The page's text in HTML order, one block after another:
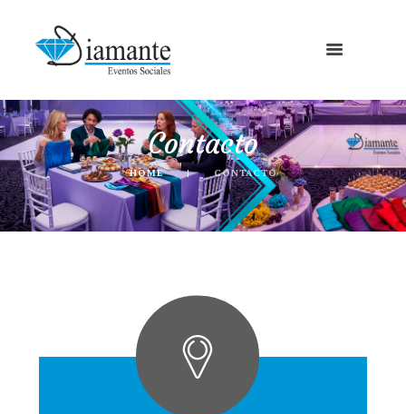
Contacto
HOME CONTACTO